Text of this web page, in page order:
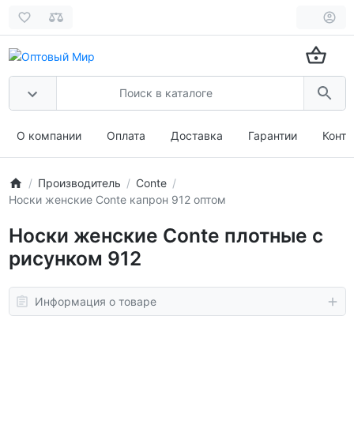
О компании Оплата Доставка Гарантии
Производитель
Conte
Носки женские Conte капрон 912 оптом
Носки женские Conte плотные с
рисунком 912
Информация о товаре